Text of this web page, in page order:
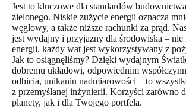
Jest to kluczowe dla standardów budownictwa
zielonego. Niskie zużycie energii oznacza
węglowy, a także niższe rachunki za prąd.
jest wydajny i przyjazny dla środowiska – nie
energii, każdy wat jest wykorzystywany z
Jak to osiągnęliśmy? Dzięki wydajnym
dobremu układowi, odpowiednim
odbicia, unikaniu nadmiarowości – to
z przemyślanej inżynierii. Korzyści zarówno
planety, jak i dla Twojego portfela.